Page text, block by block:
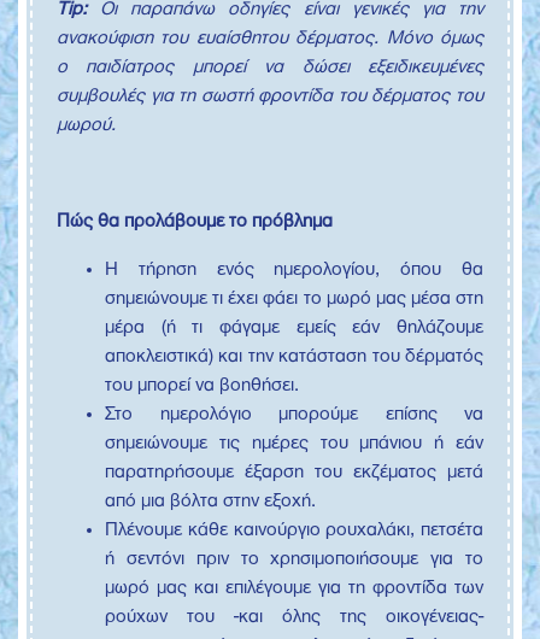
Tip:Οι παραπάνω οδηγίες είναι γενικές για την
ανακούφιση του ευαίσθητου δέρματος. Μόνο όμως
ο παιδίατρος μπορεί να δώσει εξειδικευμένες
συμβουλές για τη σωστή φροντίδα του δέρματος του
μωρού.
Πώς θα προλάβουμε το πρόβλημα
Η τήρηση ενός ημερολογίου, όπου θα
σημειώνουμε τι έχει φάει το μωρό μας μέσα στη
μέρα (ή τι φάγαμε εμείς εάν θηλάζουμε
αποκλειστικά) και την κατάσταση του δέρματός
του μπορεί να βοηθήσει.
Στο ημερολόγιο μπορούμε επίσης να
σημειώνουμε τις ημέρες του μπάνιου ή εάν
παρατηρήσουμε έξαρση του εκζέματος μετά
από μια βόλτα στην εξοχή.
Πλένουμε κάθε καινούργιο ρουχαλάκι, πετσέτα
ή σεντόνι πριν το χρησιμοποιήσουμε για το
μωρό μας και επιλέγουμε για τη φροντίδα των
ρούχων του -και όλης της οικογένειας-